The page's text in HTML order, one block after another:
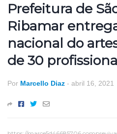
Prefeitura de
Ribamar
nacional do
de 30
Por Marcello Diaz - abril 16, 2021